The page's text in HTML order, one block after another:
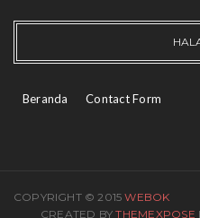
Beranda Contact Form
COPYRIGHT © 2015WEBOK
CREATED BYTHEMEXPOSE